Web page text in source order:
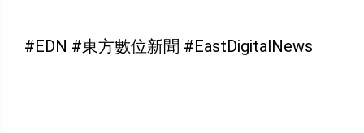
#EDN #東方數位新聞 #EastDigitalNews